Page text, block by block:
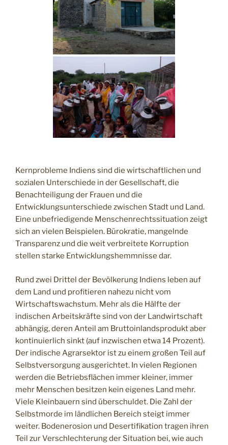
Kernprobleme Indiens sind die wirtschaftlichen und
sozialen Unterschiede in der Gesellschaft, die
Benachteiligung der Frauen und die
Entwicklungsunterschiede zwischen Stadt und Land.
Eine unbefriedigende Menschenrechtssituation zeigt
sich an vielen Beispielen. Bürokratie, mangelnde
Transparenz und die weit verbreitete Korruption
stellen starke Entwicklungshemmnisse dar.
Rund zwei Drittel der Bevölkerung Indiens leben auf
dem Land und profitieren nahezu nicht vom
Wirtschaftswachstum. Mehr als die Hälfte der
indischen Arbeitskräfte sind von der Landwirtschaft
abhängig, deren Anteil am Bruttoinlandsprodukt aber
kontinuierlich sinkt (auf inzwischen etwa 14 Prozent).
Der indische Agrarsektor ist zu einem großen Teil auf
Selbstversorgung ausgerichtet. In vielen Regionen
werden die Betriebsflächen immer kleiner, immer
mehr Menschen besitzen kein eigenes Land mehr.
Viele Kleinbauern sind überschuldet. Die Zahl der
Selbstmorde im ländlichen Bereich steigt immer
weiter. Bodenerosion und Desertifikation tragen ihren
Teil zur Verschlechterung der Situation bei, wie auch